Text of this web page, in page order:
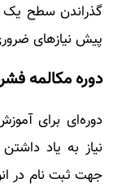
گذراندن سطح یک
پیش نیازهای
دوره مکالمه
دوره‌ای برای
نیاز به یاد
جهت ثبت نام در